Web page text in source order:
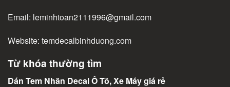
Email: leminhtoan2111996@gmail.com
Website: temdecalbinhduong.com
Từ khóa thường tìm
Dán Tem Nhãn Decal Ô Tô, Xe Máy giá rẻ